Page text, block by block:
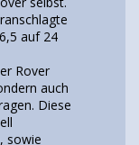
auf 24
Rover
auch
Diese
sowie